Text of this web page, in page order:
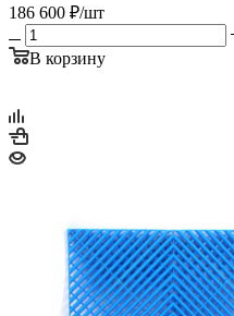
186 600 ₽/шт
В корзину